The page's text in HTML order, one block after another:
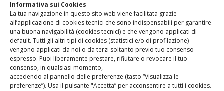
Informativa sui Cookies
La tua navigazione in questo sito web viene facilitata grazie
all’applicazione di cookies tecnici che sono indispensabili per garantire
una buona navigabilità (cookies tecnici) e che vengono applicati di
default. Tutti gli altri tipi di cookies (statistici e/o di profilazione)
vengono applicati da noi o da terzi soltanto previo tuo consenso
espresso. Puoi liberamente prestare, rifiutare o revocare il tuo
consenso, in qualsiasi momento,
accedendo al pannello delle preferenze (tasto “Visualizza le
preferenze”). Usa il pulsante "Accetta” per acconsentire a tutti i cookies.
www.odg.toscana.it – testata registrata presso il Tribunale di
Firenze al nr. 5208 dell’ 08.10.2002. Direttore responsabile:
Giampaolo Marchini – C.F. 80005790482
LINK UTILI
PagoPA